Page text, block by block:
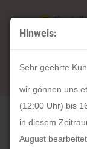
Hinweis:
Sehr geehrte
wir gönnen uns
(12:00 Uhr) bis
in diesem
August
August)
17. August
« Erster « zurück
Artikel in dieser
HOLZKERN